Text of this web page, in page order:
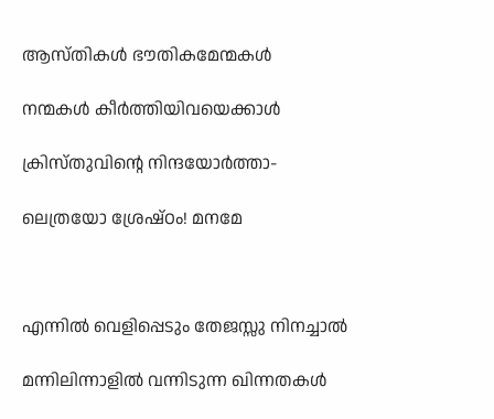
ആസ്തികൾ ഭൗതികമേന്മകൾ
നന്മകൾ കീർത്തിയിവയെക്കാൾ
ക്രിസ്തുവിന്റെ നിന്ദയോർത്താ-
ലെത്രയോ ശ്രേഷ്ഠം! മനമേ
എന്നിൽ വെളിപ്പെടും തേജസ്സു നിനച്ചാൽ
മന്നിലിന്നാളിൽ വന്നിടുന്ന ഖിന്നതകൾ